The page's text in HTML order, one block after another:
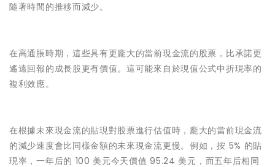
隨著時間的推移而減少。
在高通脹時期，這些具有更龐大的當前現金流的股票，比承諾更
遙遠回報的成長股更有價值。這可能來自於現值公式中折現率的
複利效應。
在根據未來現金流的貼現對股票進行估值時，龐大的當前現金流
的減少速度會比同樣金額的未來現金流更慢。例如，按 5% 的貼
現率，一年后的 100 美元今天價值 95.24 美元，而五年后相同